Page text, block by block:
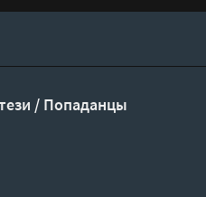
/ Попаданцы